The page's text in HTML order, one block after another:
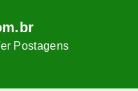
Postagens